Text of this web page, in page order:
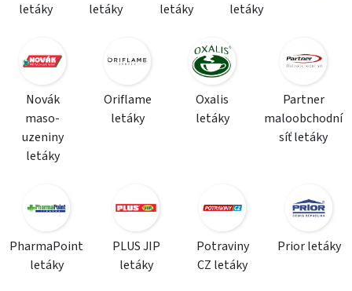
letáky
letáky
letáky
letáky
Novák
maso-
uzeniny
letáky
Oriflame
letáky
Oxalis
letáky
Partner
maloobchodní
síť letáky
PharmaPoint
letáky
PLUS JIP
letáky
Potraviny
CZ letáky
Prior letáky